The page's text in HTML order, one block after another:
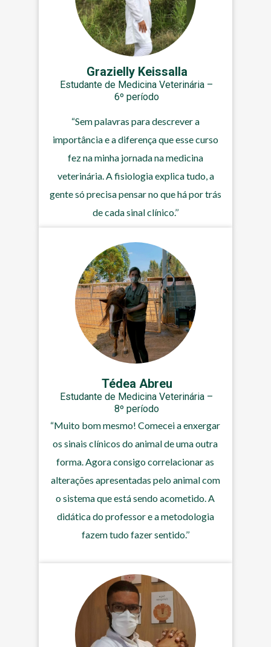
“Sem palavras para descrever a
importância e a diferença que esse curso
fez na minha jornada na medicina
veterinária. A fisiologia explica tudo, a
gente só precisa pensar no que há por trás
de cada sinal clínico.’’
Estudante de Medicina Veterinária –
6º período
Grazielly Keissalla
“Muito bom mesmo! Comecei a enxergar
os sinais clínicos do animal de uma outra
forma. Agora consigo correlacionar as
alterações apresentadas pelo animal com
o sistema que está sendo acometido. A
didática do professor e a metodologia
fazem tudo fazer sentido.’’
Estudante de Medicina Veterinária –
8º período
Tédea Abreu